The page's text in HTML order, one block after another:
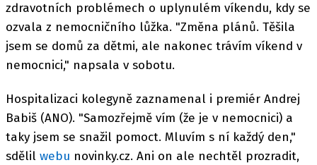
zdravotních problémech o uplynulém víkendu, kdy se
ozvala z nemocničního lůžka. "Změna plánů. Těšila
jsem se domů za dětmi, ale nakonec trávím víkend v
nemocnici," napsala v sobotu.
Hospitalizaci kolegyně zaznamenal i premiér Andrej
Babiš (ANO). "Samozřejmě vím (že je v nemocnici) a
taky jsem se snažil pomoct. Mluvím s ní každý den,"
sdělil webu novinky.cz. Ani on ale nechtěl prozradit,